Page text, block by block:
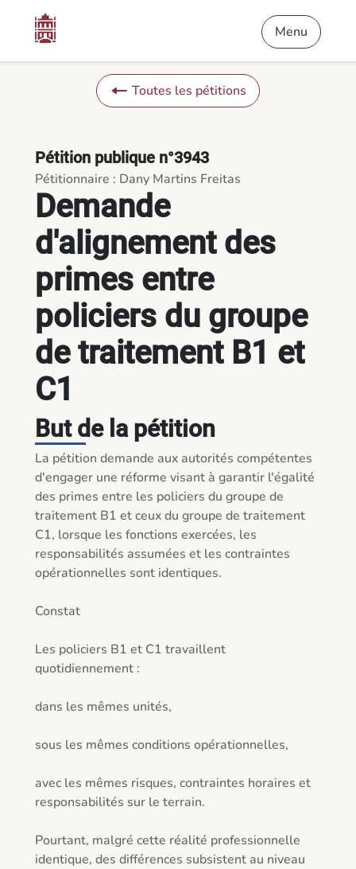
Demande d'alignement des primes entre policiers du
Menu
Toutes les pétitions
Demande
d'alignement des
primes entre
policiers du groupe
de traitement B1 et
C1
Pétition publique n°3943
Pétitionnaire : Dany Martins Freitas
But de la pétition
La pétition demande aux autorités compétentes
d'engager une réforme visant à garantir l'égalité
des primes entre les policiers du groupe de
traitement B1 et ceux du groupe de traitement
C1, lorsque les fonctions exercées, les
responsabilités assumées et les contraintes
opérationnelles sont identiques.
Constat
Les policiers B1 et C1 travaillent
quotidiennement :
dans les mêmes unités,
sous les mêmes conditions opérationnelles,
avec les mêmes risques, contraintes horaires et
responsabilités sur le terrain.
Pourtant, malgré cette réalité professionnelle
identique, des différences subsistent au niveau